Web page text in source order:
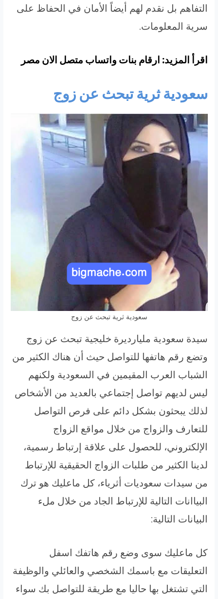
التفاهم بل نقدم لهم أيضاً الأمان في الحفاظ على
سرية المعلومات.
اقرأ المزيد: ارقام بنات واتساب متصل الان مصر
سعودية ثرية تبحث عن زوج
سعودية ثرية تبحث عن زوج
سيدة سعودية مليارديرة خليجية تبحث عن زوج
وتضع رقم هاتفها للتواصل حيث أن هناك الكثير من
الشباب العرب المقيمين في السعودية ولكنهم
ليس لديهم تواصل إجتماعي بالعديد من الأشخاص
لذلك يبحثون بشكل دائم على فرص التواصل
للتعارف والزواج من خلال مواقع الزواج
الإلكتروني، للحصول على علاقة إرتباط رسمية،
لدينا الكثير من طلبات الزواج الحقيقية للإرتباط
من سيدات سعوديات أثرياء، كل ماعليك هو ترك
البياانات التالية للإرتباط الجاد من خلال ملء
البيانات التالية:
كل ماعليك سوى وضع رقم هاتفك اسفل
التعليقات مع باسمك الشخصي والعائلي والوظيفة
التي تشتغل بها حاليا مع طريقة للتواصل بك سواء